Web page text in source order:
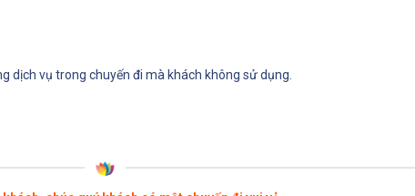
dịch vụ trong chuyến đi mà khách không sử dụng.